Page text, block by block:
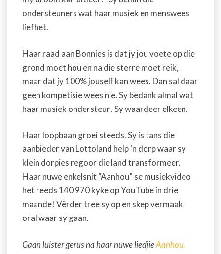
ondersteuners wat haar musiek en menswees
liefhet.
Haar raad aan Bonnies is dat jy jou voete op die
grond moet hou en na die sterre moet reik,
maar dat jy 100% jouself kan wees. Dan sal daar
geen kompetisie wees nie. Sy bedank almal wat
haar musiek ondersteun. Sy waardeer elkeen.
Haar loopbaan groei steeds. Sy is tans die
aanbieder van Lottoland help ‘n dorp waar sy
klein dorpies regoor die land transformeer.
Haar nuwe enkelsnit “Aanhou” se musiekvideo
het reeds 140 970 kyke op YouTube in drie
maande! Vêrder tree sy op en skep vermaak
oral waar sy gaan.
Gaan luister gerus na haar nuwe liedjieAanhou.